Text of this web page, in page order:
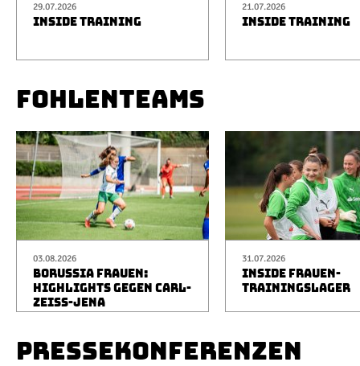
29.07.2026
INSIDE TRAINING
21.07.2026
INSIDE TRAINING
FOHLENTEAMS
03.08.2026
BORUSSIA FRAUEN:
HIGHLIGHTS GEGEN CARL-
ZEISS-JENA
31.07.2026
INSIDE FRAUEN-
TRAININGSLAGER
PRESSEKONFERENZEN